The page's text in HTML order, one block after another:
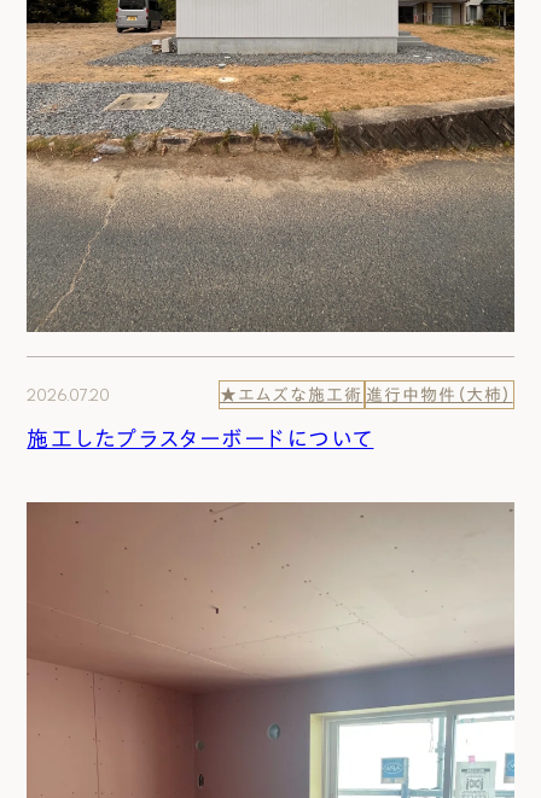
2026.07.20 ★エムズな施工術 進行中物件（大柿）
施工したプラスターボードについて